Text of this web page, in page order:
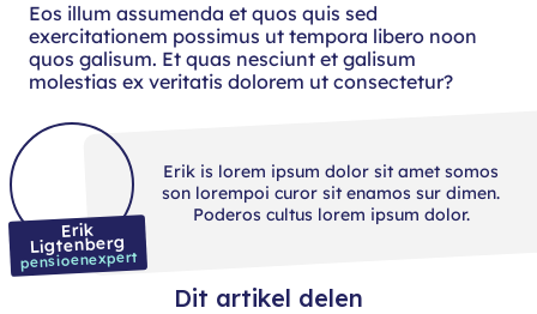
Eos illum assumenda et quos quis sed
exercitationem possimus ut tempora libero noon
quos galisum. Et quas nesciunt et galisum
molestias ex veritatis dolorem ut consectetur?
Erik
Ligtenberg
pensioenexpert
Erik is lorem ipsum dolor sit amet somos
son lorempoi curor sit enamos sur dimen.
Poderos cultus lorem ipsum dolor.
Dit artikel delen